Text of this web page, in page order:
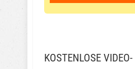
KOSTENLOSE VIDEO-